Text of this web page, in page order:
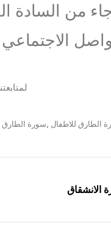
من السادة
سورة الطارق, الطارق للاطفال
الانشقاق